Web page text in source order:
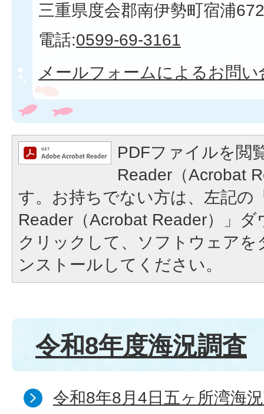
三重県度会郡南伊勢町宿浦
電話:0599-69-3161
メールフォームによるお問い
PDFファイルを閲
Reader（Acrobat
す。お持ちでない方は、左記の
Reader（Acrobat Reader）」
クリックして、ソフトウェア
ンストールしてください。
令和8年度海況調査
令和8年8月4日五ヶ所湾海